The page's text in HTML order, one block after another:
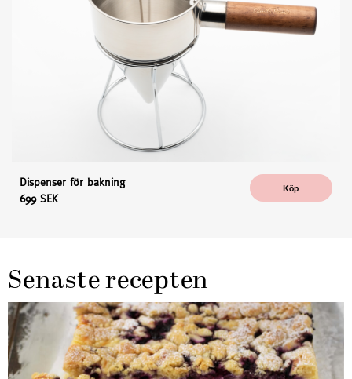
Dispenser för bakning
699 SEK
Köp
Senaste recepten